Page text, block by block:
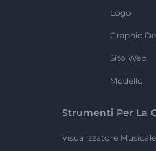
Logo
Graphic
Sito Web
Modello
Strumenti Per La
Visualizzatore